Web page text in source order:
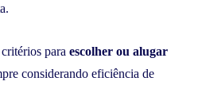
para escolher ou alugar
considerando eficiência de